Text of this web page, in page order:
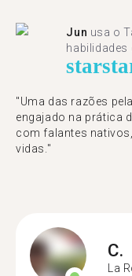
Jun usa o
habilidades
star
"Uma das razões
engajado na prática
com falantes
vidas."
C.
La